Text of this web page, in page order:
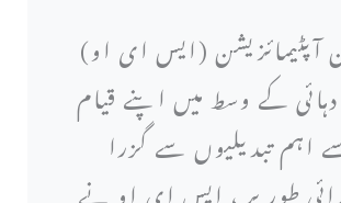
آپٹیمائزیشن (ایس ای او)
کی دہائی کے وسط میں اپنے قیام
اہم تبدیلیوں سے گزرا
طور پر ، ایس ای او نے